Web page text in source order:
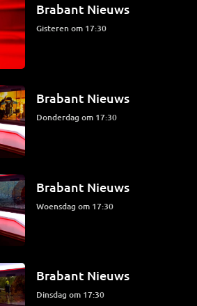
Brabant Nieuws
Gisteren om 17:30
Brabant Nieuws
donderdag om 17:30
Brabant Nieuws
woensdag om 17:30
Brabant Nieuws
dinsdag om 17:30